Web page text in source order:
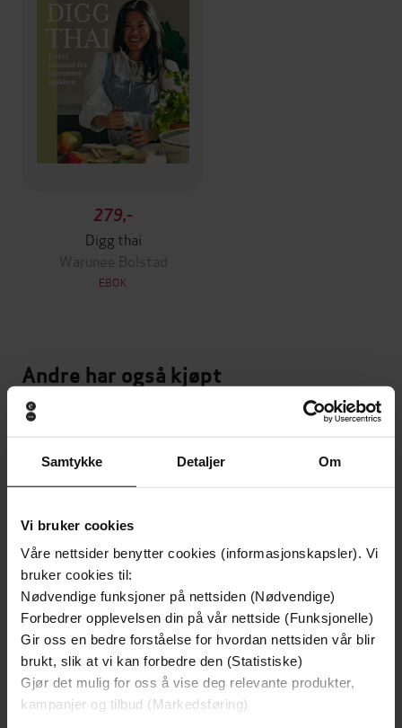
Samtykke Detaljer Om
Vi bruker cookies
Våre nettsider benytter cookies (informasjonskapsler). Vi
bruker cookies til:
Nødvendige funksjoner på nettsiden (Nødvendige)
Forbedrer opplevelsen din på vår nettside (Funksjonelle)
Gir oss en bedre forståelse for hvordan nettsiden vår blir
brukt, slik at vi kan forbedre den (Statistiske)
Gjør det mulig for oss å vise deg relevante produkter,
kampanjer og tilbud (Markedsføring)
279,-
Digg thai
Warunee Bolstad
EBOK
Andre har også kjøpt
179,-